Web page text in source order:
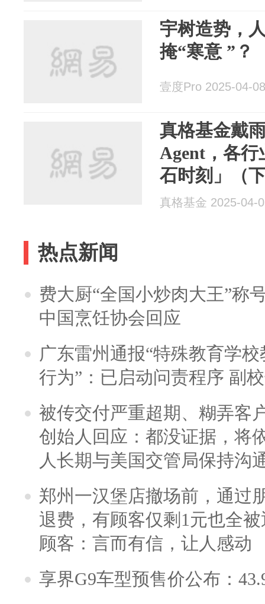
宇树造势，
掩“寒意 ”？
壹度Pro 2025-04-08
真格基金戴
Agent，各
石时刻」（
真格基金 2025-04-
热点新闻
费大厨“全国小炒肉大王”称
中国烹饪协会回应
广东雷州通报“特殊教育学
行为”：已启动问责程序 副
被传交付严重超期、糊弄客
创始人回应：都没证据，将
人长期与美国交管局保持沟
郑州一汉堡店撤场前，通过
退费，有顾客仅剩1元也全
顾客：言而有信，让人感动
享界G9车型预售价公布：